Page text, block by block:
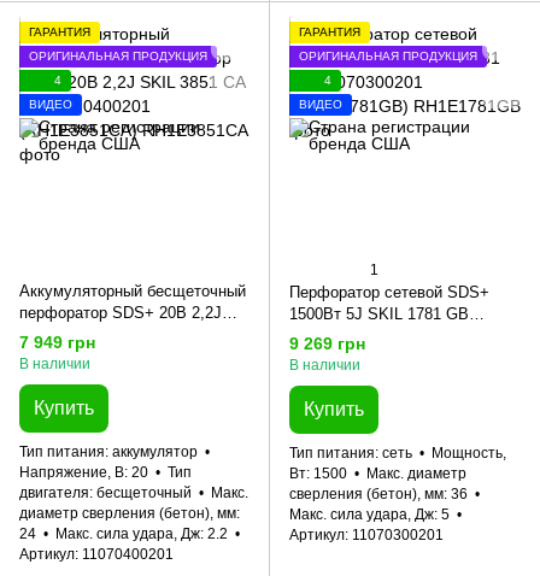
ГАРАНТИЯ
ОРИГИНАЛЬНАЯ ПРОДУКЦИЯ
4
ВИДЕО
Аккумуляторный бесщеточный
перфоратор SDS+ 20В 2,2J
SKIL 3851 CA XP 11070400201
(RH1E3851CA)
7 949 грн
В наличии
Купить
Тип питания аккумулятор
Напряжение, В 20
Тип
двигателя бесщеточный
Макс.
диаметр сверления (бетон), мм
24
Макс. сила удара, Дж 2.2
Артикул 11070400201
ГАРАНТИЯ
ОРИГИНАЛЬНАЯ ПРОДУКЦИЯ
4
ВИДЕО
1
Перфоратор сетевой SDS+
1500Вт 5J SKIL 1781 GB
11070300201 (RH1E1781GB)
9 269 грн
В наличии
Купить
Тип питания сеть
Мощность,
Вт 1500
Макс. диаметр
сверления (бетон), мм 36
Макс. сила удара, Дж 5
Артикул 11070300201